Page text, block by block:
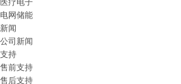
医疗电子
电网储能
新闻
公司新闻
支持
售前支持
售后支持